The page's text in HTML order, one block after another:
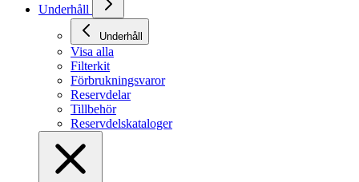
Underhåll
Underhåll
Visa alla
Filterkit
Förbrukningsvaror
Reservdelar
Tillbehör
Reservdelskataloger